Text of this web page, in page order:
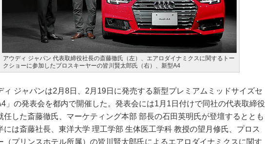
アウディ ジャパン 代表取締役社長の斎藤徹氏（左）、エアロダイナミクスに関するトー
クショーに参加したプロスキーヤーの皆川賢太郎氏（右）、新型A4
ジャパンは2月8日、2月19日に発売する新型プレミアムミッドサイズセ
」の発表会を都内で開催した。発表会には1月1日付けで同社の代表取締役
任した斎藤徹氏、マーケティング本部 部長の石田英明氏が登壇するととも
には斎藤社長、東洋大学 理工学部 生体医工学科 教授の望月修氏、プロス
（プリンスホテル所属）の皆川賢太郎氏によるエアロダイナミクスに関す